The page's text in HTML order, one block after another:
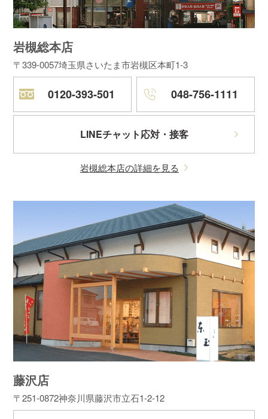
岩槻総本店
〒339-0057埼玉県さいたま市岩槻区本町1-3
0120-393-501 048-756-1111
LINEチャット応対・接客
岩槻総本店の詳細を見る
藤沢店
〒251-0872神奈川県藤沢市立石1-2-12